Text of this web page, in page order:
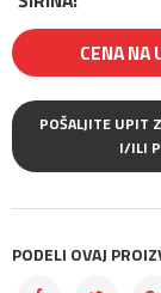
CENA NA
POŠALJITE UPIT
PODELI OVAJ